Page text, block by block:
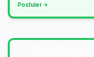
Postuler